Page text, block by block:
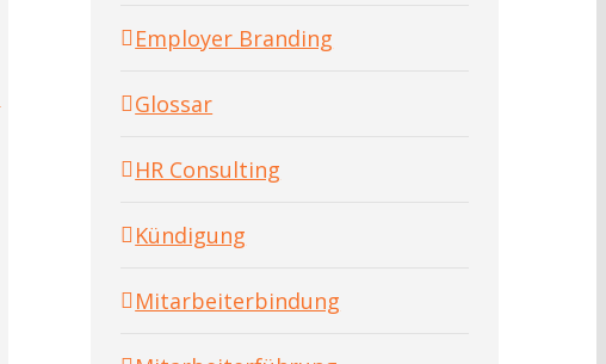
Employer Branding
Glossar
HR Consulting
Kündigung
Mitarbeiterbindung